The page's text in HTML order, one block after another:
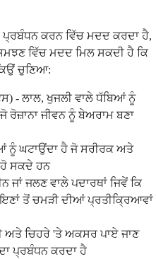
ਕਰਨ ਵਿੱਚ ਮਦਦ ਕਰਦਾ ਹੈ,
ਵਿੱਚ ਮਦਦ ਮਿਲ ਸਕਦੀ ਹੈ ਕਿ
ਚੁਣਿਆ:
- ਲਾਲ, ਖੁਜਲੀ ਵਾਲੇ ਧੱਬਿਆਂ ਨੂੰ
ਰੋਜ਼ਾਨਾ ਜੀਵਨ ਨੂੰ ਬੇਅਰਾਮ ਬਣਾ
ਨੂੰ ਘਟਾਉਂਦਾ ਹੈ ਜੋ ਸਰੀਰਕ ਅਤੇ
ਹੋ ਸਕਦੇ ਹਨ
ਜਲਣ ਵਾਲੇ ਪਦਾਰਥਾਂ ਜਿਵੇਂ ਕਿ
ਤੋਂ ਚਮੜੀ ਦੀਆਂ ਪ੍ਰਤੀਕ੍ਰਿਆਵਾਂ
ਅਤੇ ਚਿਹਰੇ 'ਤੇ ਅਕਸਰ ਪਾਏ ਜਾਣ
ਪ੍ਰਬੰਧਨ ਕਰਦਾ ਹੈ